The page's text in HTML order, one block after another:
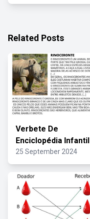
Related Posts
Verbete De
Enciclopédia Infantil
25 September 2024